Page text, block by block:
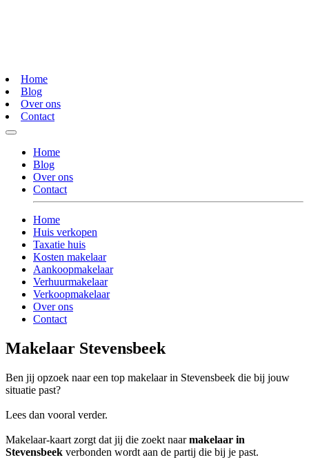
Home
Blog
Over ons
Contact
Home
Blog
Over ons
Contact
Home
Huis verkopen
Taxatie huis
Kosten makelaar
Aankoopmakelaar
Verhuurmakelaar
Verkoopmakelaar
Over ons
Contact
Makelaar Stevensbeek
Ben jij opzoek naar een top makelaar in Stevensbeek die bij jouw
situatie past?
Lees dan vooral verder.
Makelaar-kaart zorgt dat jij die zoekt naarmakelaar in
Stevensbeek verbonden wordt aan de partij die bij je past.